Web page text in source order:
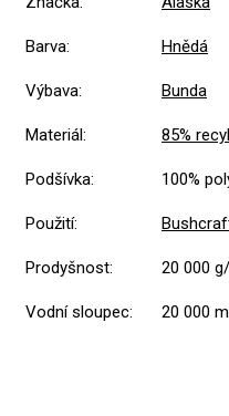
Barva: Hnědá
Výbava: Bunda
Materiál: 85%
Podšívka: 100%
Použití:
Prodyšnost: 20 000
Vodní sloupec: 20 000